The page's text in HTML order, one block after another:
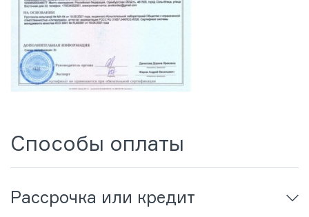
Способы оплаты
Рассрочка или кредит